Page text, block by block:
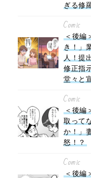
ぎる修
Comic
＜後編
き！」
人！提
修正指
堂々と
Comic
＜後編
取って
か！」
怒！？
Comic
＜後編